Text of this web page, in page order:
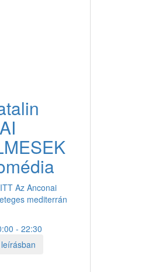
Az Anconai
mediterrán
- 22:30